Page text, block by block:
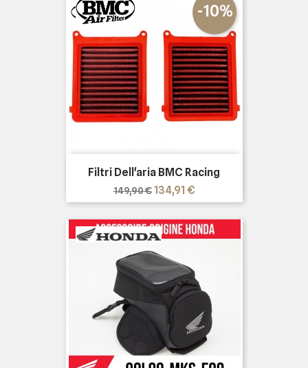
Filtri Dell'aria BMC Racing
Prezzo
base
149,90 €
-10%
Prezzo
134,91 €